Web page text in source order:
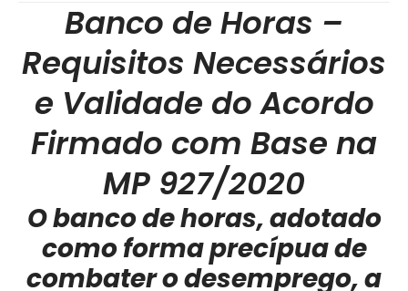
Banco de Horas –
Requisitos Necessários
e Validade do Acordo
Firmado com Base na
MP 927/2020
O banco de horas, adotado
como forma precípua de
combater o desemprego, a